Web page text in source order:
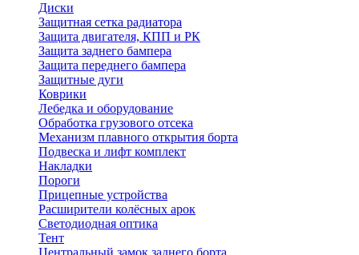
Диски
Защитная сетка радиатора
Защита двигателя, КПП и РК
Защита заднего бампера
Защита переднего бампера
Защитные дуги
Коврики
Лебедка и оборудование
Обработка грузового отсека
Механизм плавного открытия борта
Подвеска и лифт комплект
Накладки
Пороги
Прицепные устройства
Расширители колёсных арок
Светодиодная оптика
Тент
Центральный замок заднего борта